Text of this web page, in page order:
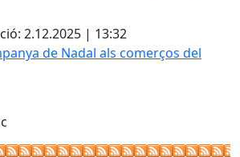
2.12.2025 | 13:32
de Nadal als comerços del